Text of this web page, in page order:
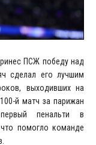
ПСЖ победу над
сделал его лучшим
выходивших на
й матч за парижан
пенальти в
помогло команде